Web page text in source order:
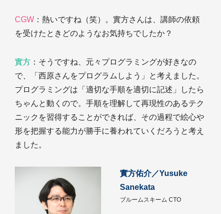
CGW ：熱いですね（笑）。實方さんは、講師の依頼
を受けたときどのようなお気持ちでしたか？
實方 ：そうですね、元々プログラミングが好きなの
で、「西原さんをプログラムしよう」と考えました。
プログラミングは「適切な手順を適切に記述」したら
ちゃんと動くので。手順を理解して再現性のあるテク
ニックを習得することができれば、その過程で絵心や
形を把握する能力が勝手に養われていくだろうと考え
ました。
實方佑介／Yusuke
Sanekata
ブルームスキーム CTO